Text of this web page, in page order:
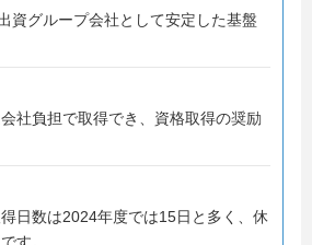
に自信がない
ント！私服参加OK！
！WEB会社説明会(90分)
説明会(45分)
資グループ会社として安定した基盤
社負担で取得でき、資格取得の奨励
日数は2024年度では15日と多く、休